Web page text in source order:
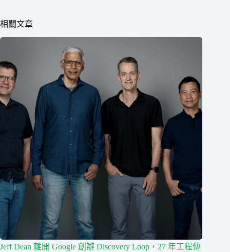
相關文章
Jeff Dean 離開 Google 創辦 Discovery Loop，27 年工程傳